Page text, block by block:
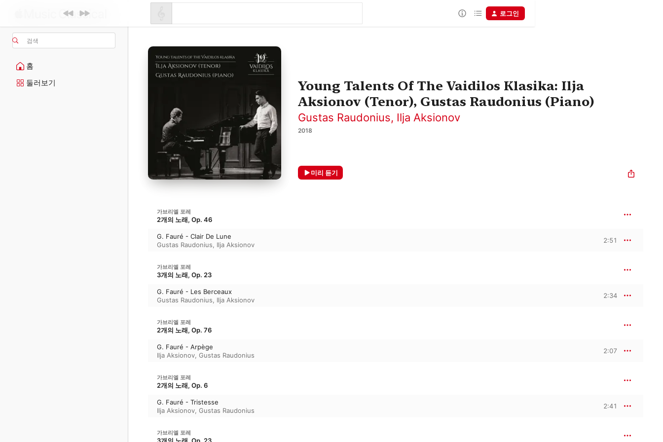
검색
홈
둘러보기
로그인
Young Talents Of The Vaidilos Klasika: Ilja
Aksionov (Tenor), Gustas Raudonius (Piano)
Gustas Raudonius, Ilja Aksionov
2018
미리 듣기
가브리엘 포레
2개의 노래, Op. 46
G. Fauré - Clair De Lune
Gustas Raudonius, Ilja Aksionov
2:51
가브리엘 포레
3개의 노래, Op. 23
G. Fauré - Les Berceaux
Gustas Raudonius, Ilja Aksionov
2:34
가브리엘 포레
2개의 노래, Op. 76
G. Fauré - Arpège
Ilja Aksionov, Gustas Raudonius
2:07
가브리엘 포레
2개의 노래, Op. 6
G. Fauré - Tristesse
Ilja Aksionov, Gustas Raudonius
2:41
가브리엘 포레